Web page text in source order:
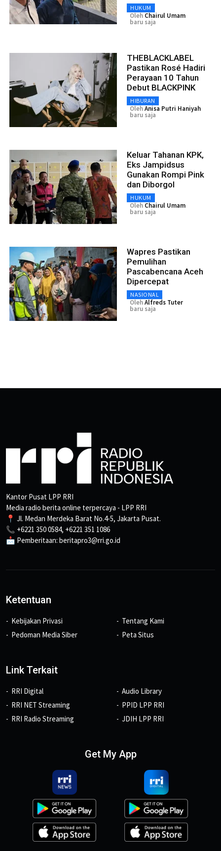
HUKUM
Oleh Chairul Umam
baru saja
THEBLACKLABEL
Pastikan Rosé Hadiri
Perayaan 10 Tahun
Debut BLACKPINK
HIBURAN
OlehAnisa Putri Haniyah
baru saja
Keluar Tahanan KPK,
Eks Jampidsus
Gunakan Rompi Pink
dan Diborgol
HUKUM
Oleh Chairul Umam
baru saja
Wapres Pastikan
Pemulihan
Pascabencana Aceh
Dipercepat
NASIONAL
OlehAlfreds Tuter
baru saja
Kantor Pusat LPP RRI
Media radio berita online terpercaya - LPP RRI
📍 Jl. Medan Merdeka Barat No.4-5, Jakarta Pusat.
📞 +6221 350 0584, +6221 351 1086
📩 Pemberitaan: beritapro3@rri.go.id
Ketentuan
Kebijakan Privasi
Pedoman Media Siber
Tentang Kami
Peta Situs
Link Terkait
RRI Digital
RRI NET Streaming
RRI Radio Streaming
Audio Library
PPID LPP RRI
JDIH LPP RRI
Get My App